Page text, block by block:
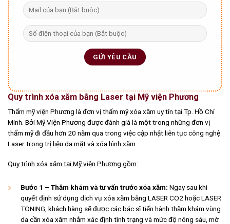
Quy trình xóa xăm bằng Laser tại Mỹ viện Phương
Thẩm mỹ viện Phương là đơn vị thẩm mỹ xóa xăm uy tín tại Tp. Hồ Chí
Minh. Bởi Mỹ Viện Phương được đánh giá là một trong những đơn vị
thẩm mỹ đi đầu hơn 20 năm qua trong việc cập nhật liên tục công nghệ
Laser trong trị liệu da mặt và xóa hình xăm.
Quy trình xóa xăm tại Mỹ viện Phương gồm:
Bước 1 – Thăm khám và tư vấn trước xóa xăm: Ngay sau khi
quyết định sử dụng dịch vụ xóa xăm bằng LASER CO2 hoặc LASER
TONING, khách hàng sẽ được các bác sĩ tiến hành thăm khám vùng
da cần xóa xăm nhằm xác định tình trạng và mức độ nông sâu, mờ